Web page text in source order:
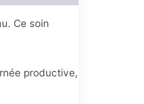
Ce soin
productive,